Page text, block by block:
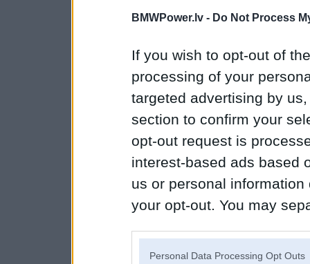
BMWPower.lv - Do Not Process
If you wish to opt-out of
processing of your
targeted advertising by
section to confirm your
opt-out request is
interest-based ads based
us or personal
your opt-out. You may
Personal Data Processing Opt Outs